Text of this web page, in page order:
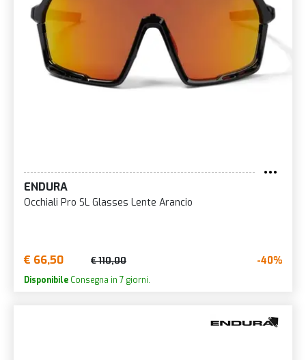
ENDURA
Occhiali Pro SL Glasses Lente Arancio
€ 66,50 € 110,00 -40%
Disponibile Consegna in 7 giorni.